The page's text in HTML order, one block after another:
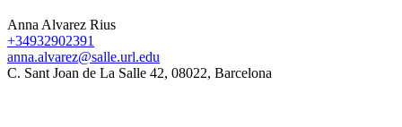
Anna Alvarez Rius
+34932902391
anna.alvarez@salle.url.edu
C. Sant Joan de La Salle 42, 08022, Barcelona